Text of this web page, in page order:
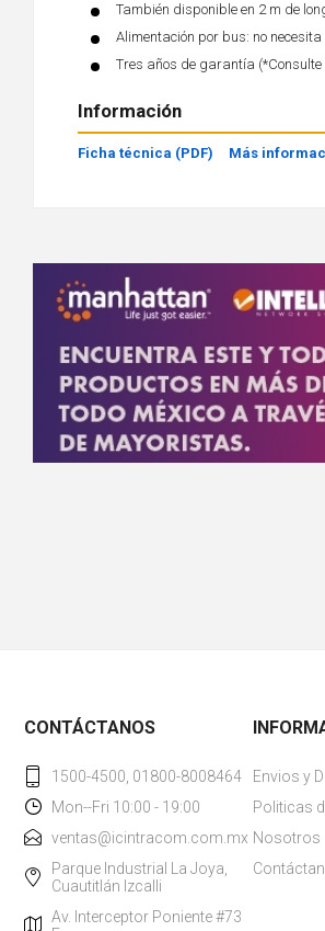
También disponible en 2 m de
Alimentación por bus: no
Tres años de garantía
Información
Ficha técnica (PDF) Más
CONTÁCTANOS
1500-4500, 01800-8008464
Mon--Fri 10:00 - 19:00
ventas@icintracom.com.mx
Parque Industrial La Joya,
Cuautitlán Izcalli
Av. Interceptor Poniente #73
Envios y
Politicas
Nosotros